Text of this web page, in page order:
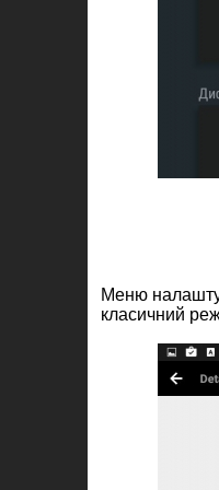
Меню
класичний